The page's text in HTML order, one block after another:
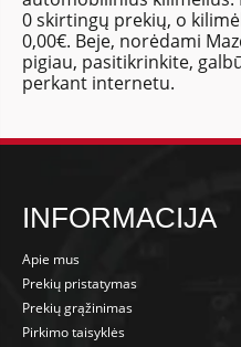
0 skirtingų prekių, o
0,00€. Beje, norėdami
pigiau, pasitikrinkite,
perkant internetu.
INFORMACIJA
Apie mus
Prekių pristatymas
Prekių grąžinimas
Pirkimo taisyklės